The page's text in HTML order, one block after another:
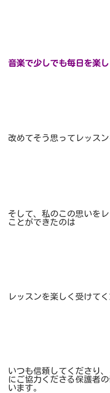
音楽で少しでも毎日を楽
改めてそう思ってレッスン
そして、私のこの思いを
ことができたのは
レッスンを楽しく受けて
いつも信頼してくださり
にご協力くださる保護者
います。